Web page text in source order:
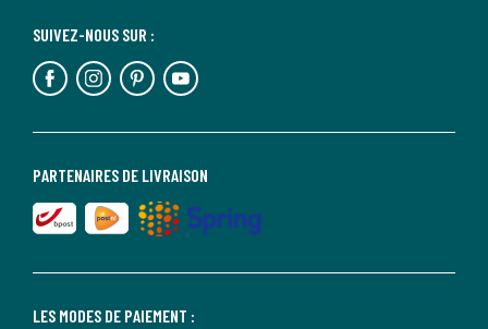
LES MODES DE PAIEMENT :
PARTENAIRES DE LIVRAISON
SUIVEZ-NOUS SUR :